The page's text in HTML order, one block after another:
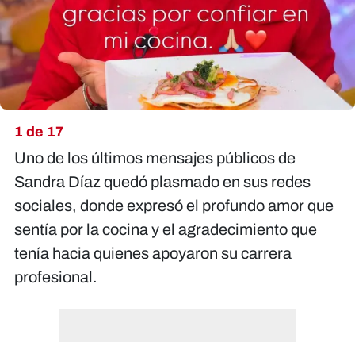
1 de 17
Uno de los últimos mensajes públicos de
Sandra Díaz quedó plasmado en sus redes
sociales, donde expresó el profundo amor que
sentía por la cocina y el agradecimiento que
tenía hacia quienes apoyaron su carrera
profesional.